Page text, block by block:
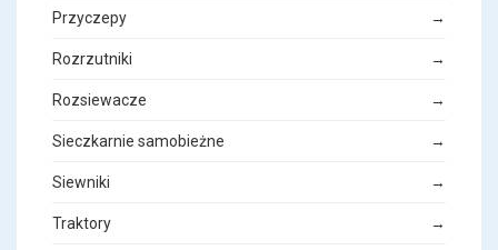
Przyczepy →
Rozrzutniki →
Rozsiewacze →
Sieczkarnie samobieżne →
Siewniki →
Traktory →